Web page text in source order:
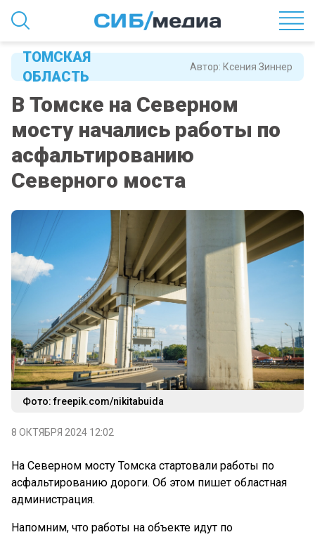
Автор: Ксения Зиннер
ТОМСКАЯ
ОБЛАСТЬ
В Томске на Северном
мосту начались работы по
асфальтированию
Северного моста
Фото: freepik.com/nikitabuida
8 ОКТЯБРЯ 2024 12:02
На Северном мосту Томска стартовали работы по
асфальтированию дороги. Об этом пишет областная
администрация.
Напомним, что работы на объекте идут по